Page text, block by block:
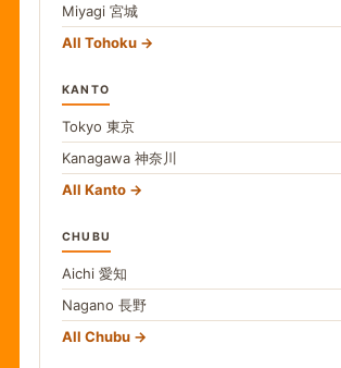
Miyagi 宮城
All Tohoku
KANTO
Tokyo 東京
Kanagawa 神奈川
All Kanto
CHUBU
Aichi 愛知
Nagano 長野
All Chubu